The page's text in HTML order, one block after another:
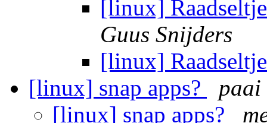
[linux]
Guus Snijders
[linux]
[linux] snap apps?
paai
[linux] snap apps?